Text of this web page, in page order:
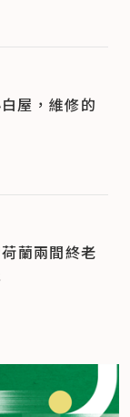
屋，維修的
蘭兩間終老